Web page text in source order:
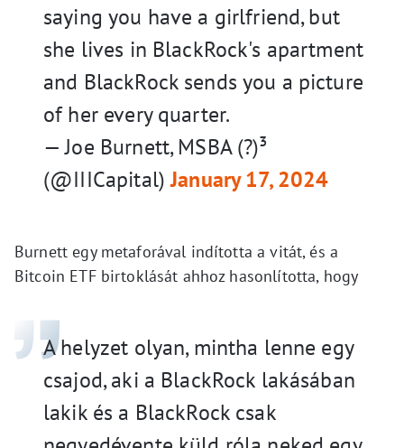
saying you have a girlfriend, but
she lives in BlackRock's apartment
and BlackRock sends you a picture
of her every quarter.
— Joe Burnett, MSBA (?)³
(@IIICapital)January 17, 2024
Burnett egy metaforával indította a vitát, és a
Bitcoin ETF birtoklását ahhoz hasonlította, hogy
A helyzet olyan, mintha lenne egy
csajod, aki a BlackRock lakásában
lakik és a BlackRock csak